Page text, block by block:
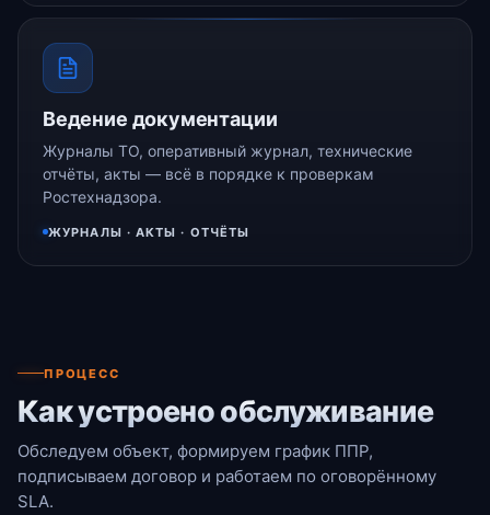
Ведение документации
Журналы ТО, оперативный журнал, технические
отчёты, акты — всё в порядке к проверкам
Ростехнадзора.
ЖУРНАЛЫ · АКТЫ · ОТЧЁТЫ
ПРОЦЕСС
Как устроено обслуживание
Обследуем объект, формируем график ППР,
подписываем договор и работаем по оговорённому
SLA.